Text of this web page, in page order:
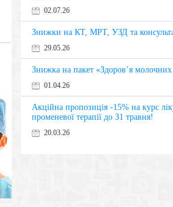
02.07.26
Знижки на КТ, МРТ, УЗД та
29.05.26
Знижка на пакет «Здоров’я молочних
01.04.26
Акційна пропозиція -15% на курс
променевої терапії до 31 травня!
20.03.26